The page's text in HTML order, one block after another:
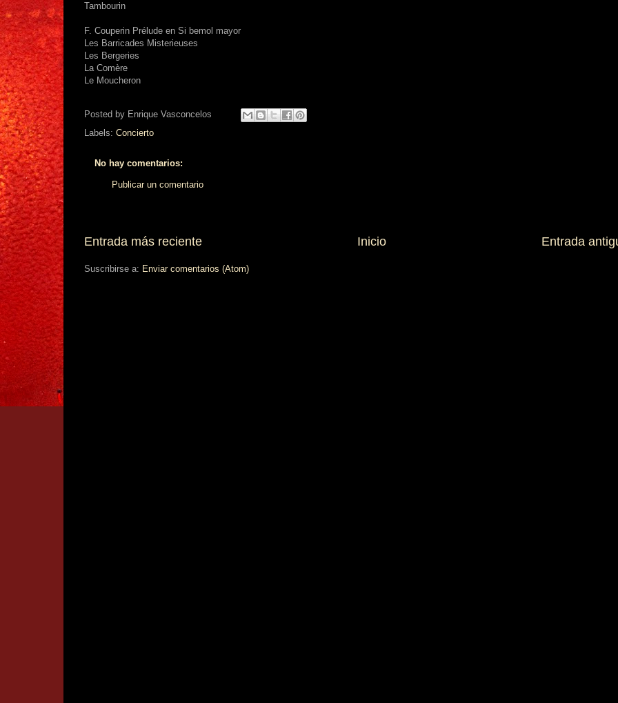
Tambourin
F. Couperin Prélude en Si bemol mayor
Les Barricades Misterieuses
Les Bergeries
La Comère
Le Moucheron
Posted by Enrique Vasconcelos
Labels: Concierto
No hay comentarios:
Publicar un comentario
Entrada más reciente Entrada
Inicio
Suscribirse a: Enviar comentarios (Atom)